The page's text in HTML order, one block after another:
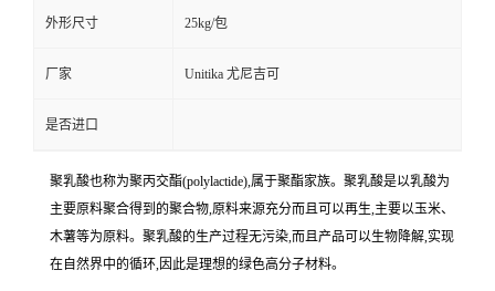
外形尺寸 25kg/包
厂家 Unitika 尤尼吉可
是否进口
聚乳酸也称为聚丙交酯(polylactide),属于聚酯家族。聚乳酸是以乳酸为
主要原料聚合得到的聚合物,原料来源充分而且可以再生,主要以玉米、
木薯等为原料。聚乳酸的生产过程无污染,而且产品可以生物降解,实现
在自然界中的循环,因此是理想的绿色高分子材料。